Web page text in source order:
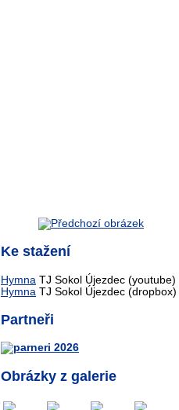
Ke stažení
Hymna TJ Sokol Újezdec (youtube)
Hymna TJ Sokol Újezdec (dropbox)
Partneři
Obrázky z galerie